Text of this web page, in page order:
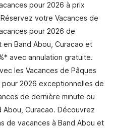
pour 2026 à prix
votre Vacances de
pour 2026 de
Band Abou, Curacao et
avec annulation gratuite.
les Vacances de Pâques
2026 exceptionnelles de
de dernière minute ou
Curacao. Découvrez
de vacances à Band Abou et